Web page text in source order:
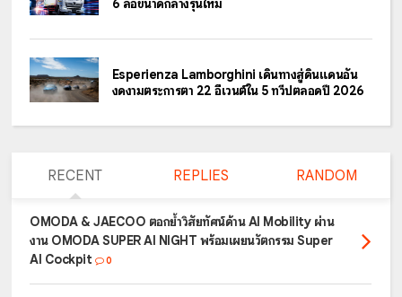
6 ล้อขนาดกลางรุ่นใหม่
Esperienza Lamborghini เดินทางสู่ดินแดนอัน
งดงามตระการตา 22 อีเวนต์ใน 5 ทวีปตลอดปี 2026
RECENT REPLIES RANDOM
OMODA & JAECOO ตอกย้ำวิสัยทัศน์ด้าน AI Mobility ผ่าน
งาน OMODA SUPER AI NIGHT พร้อมเผยนวัตกรรม Super
AI Cockpit
0